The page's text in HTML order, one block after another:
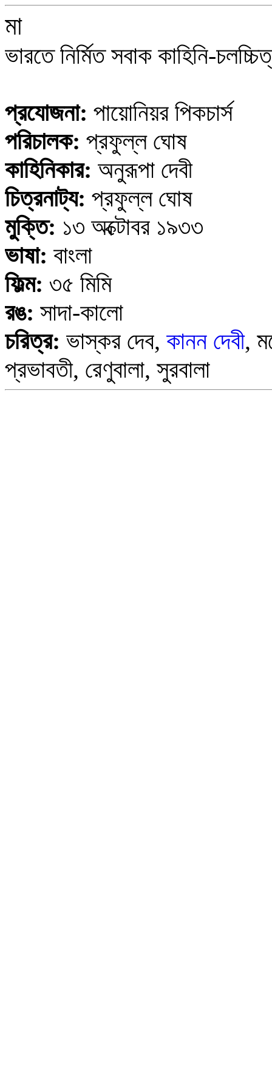
মা
ভারতে নির্মিত সবাক কাহিনি-
প্রযোজনা: পায়োনিয়র পিকচার্স
পরিচালক: প্রফুল্ল ঘোষ
কাহিনিকার: অনুরূপা দেবী
চিত্রনাট্য: প্রফুল্ল ঘোষ
মুক্তি: ১৩ অক্টোবর ১৯৩৩
ভাষা: বাংলা
ফিল্ম: ৩৫ মিমি
রঙ: সাদা-কালো
চরিত্র: ভাস্কর দেব, কানন দেবী,
প্রভাবতী, রেণুবালা, সুরবালা